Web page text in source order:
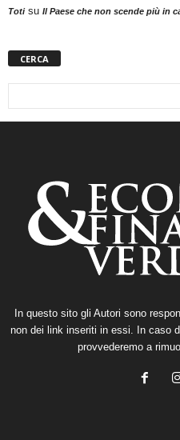
Totisu Il Paese che non scende più in
CERCA
In questo sito gli Autori sono
non dei link inseriti in essi. In caso
provvederemo a